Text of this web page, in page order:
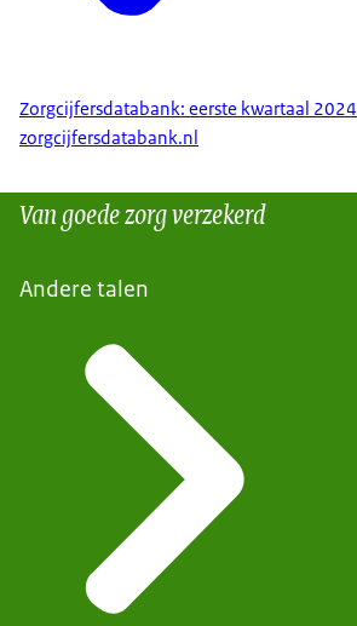
Zorgcijfersdatabank: eerste kwartaal 2024
zorgcijfersdatabank.nl
Van goede zorg verzekerd
Andere talen